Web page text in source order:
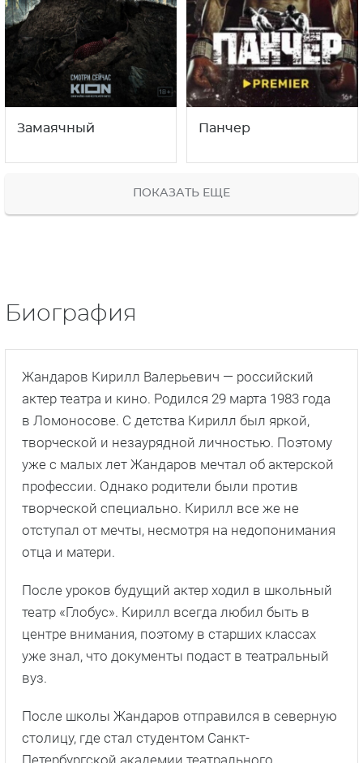
Замаячный Панчер
ПОКАЗАТЬ ЕЩЕ
Биография
Жандаров Кирилл Валерьевич — российский
актер театра и кино. Родился 29 марта 1983 года
в Ломоносове. С детства Кирилл был яркой,
творческой и незаурядной личностью. Поэтому
уже с малых лет Жандаров мечтал об актерской
профессии. Однако родители были против
творческой специально. Кирилл все же не
отступал от мечты, несмотря на недопонимания
отца и матери.
После уроков будущий актер ходил в школьный
театр «Глобус». Кирилл всегда любил быть в
центре внимания, поэтому в старших классах
уже знал, что документы подаст в театральный
вуз.
После школы Жандаров отправился в северную
столицу, где стал студентом Санкт-
Петербургской академии театрального